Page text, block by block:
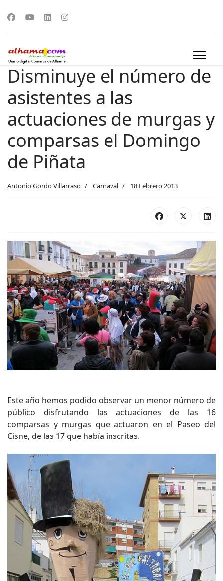
Disminuye el número de
asistentes a las
actuaciones de murgas y
comparsas el Domingo
de Piñata
Antonio Gordo Villarraso Carnaval 18 Febrero 2013
Este año hemos podido observar un menor número de
público disfrutando las actuaciones de las 16
comparsas y murgas que actuaron en el Paseo del
Cisne, de las 17 que había inscritas.